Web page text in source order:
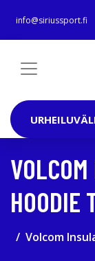
info@siriussport.fi
HOODIE
Volcom